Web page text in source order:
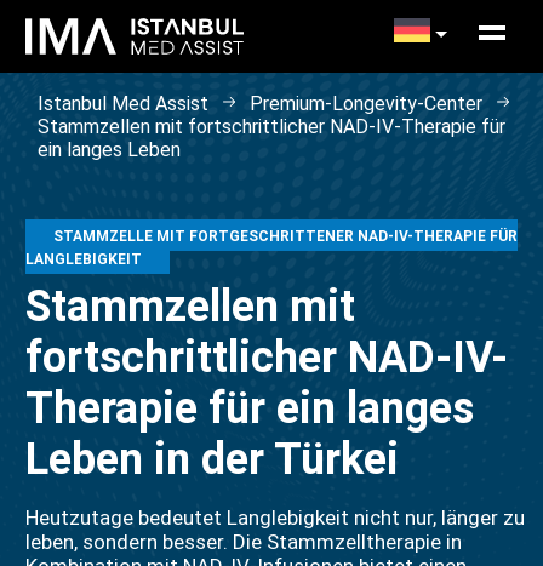
Istanbul Med Assist
Premium-Longevity-Center
Stammzellen mit fortschrittlicher NAD-IV-Therapie für
ein langes Leben
STAMMZELLE MIT FORTGESCHRITTENER NAD-IV-THERAPIE FÜR
LANGLEBIGKEIT
Stammzellen mit
fortschrittlicher NAD-IV-
Therapie für ein langes
Leben in der Türkei
Heutzutage bedeutet Langlebigkeit nicht nur, länger zu
leben, sondern besser. Die Stammzelltherapie in